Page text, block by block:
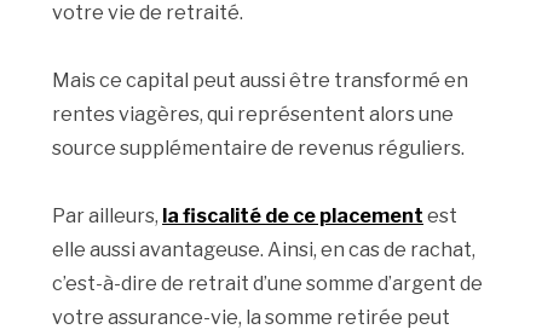
votre vie de retraité.
Mais ce capital peut aussi être transformé en
rentes viagères, qui représentent alors une
source supplémentaire de revenus réguliers.
Par ailleurs, la fiscalité de ce placement est
elle aussi avantageuse. Ainsi, en cas de rachat,
c’est-à-dire de retrait d’une somme d’argent de
votre assurance-vie, la somme retirée peut